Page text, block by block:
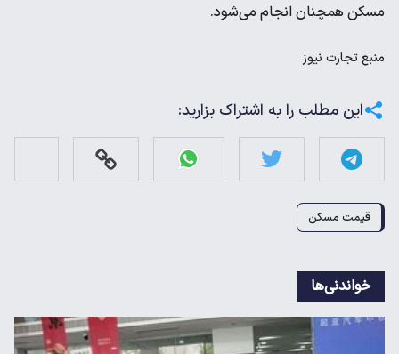
مسکن همچنان انجام می‌شود.
منبعتجارت نیوز
این مطلب را به اشتراک بزارید:
قیمت مسکن
خواندنی‌ها